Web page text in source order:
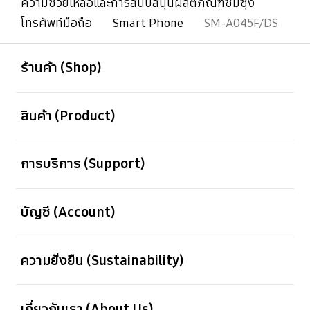
โทรศัพท์มือถือ
Smart Phone SM-A045F/DS
ร้านค้า (Shop)
สินค้า (Product)
การบริการ (Support)
บัญชี (Account)
ความยั่งยืน (Sustainability)